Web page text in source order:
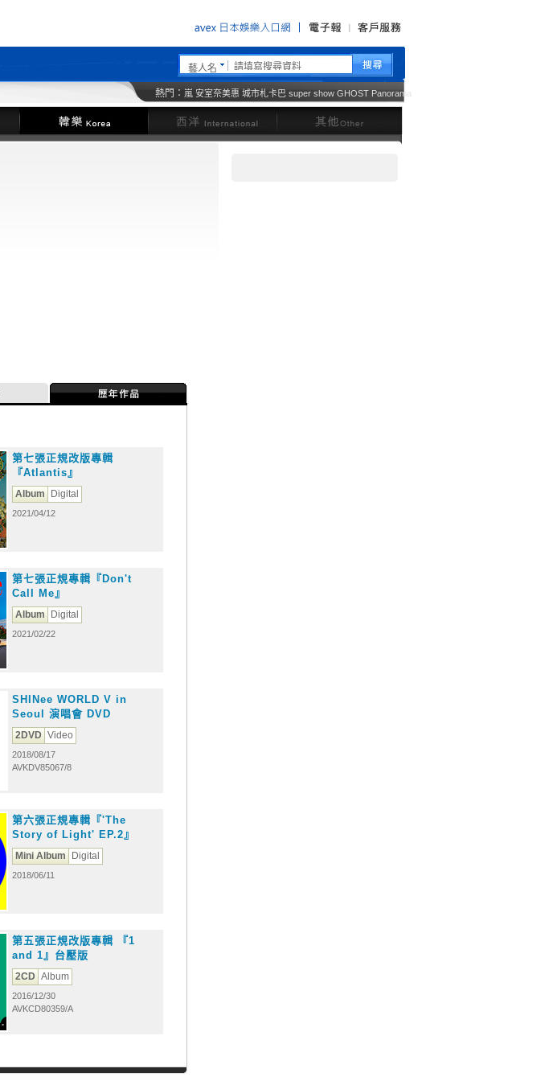
藝人名
熱門： 嵐 安室奈美惠 城市札卡巴 super show GHOST Panorama
韓樂 其他
歷年作品
第七張正規改版專輯
『Atlantis』
Album Digital
2021/04/12
第七張正規專輯『Don't
Call Me』
Album Digital
2021/02/22
SHINee WORLD V in
Seoul 演唱會 DVD
2DVD Video
2018/08/17
AVKDV85067/8
第六張正規專輯『'The
Story of Light' EP.2』
Mini Album Digital
2018/06/11
第五張正規改版專輯 『1
and 1』台壓版
2CD Album
2016/12/30
AVKCD80359/A